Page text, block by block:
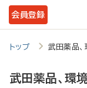
メ
イ
会員登録
トップ 武田薬品
武田薬品、環